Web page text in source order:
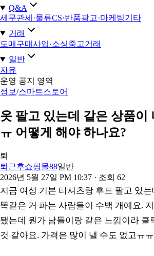
Q&A
세무관세·물류CS·반품광고·마케팅기타
거래
도매구매사입·소싱중고거래
일반
자유
운영 공지 영역
정보/스마트스토어
옷 팔고 있는데 같은 상품이
ㅠ 어떻게 해야 하나요?
퇴
퇴근후쇼핑몰88일반
2026년 5월 27일 PM 10:37 · 조회 62
지금 여성 기본 티셔츠랑 후드 팔고 있
똑같은 거 파는 사람들이 수백 개예요.
됐는데 뭔가 남들이랑 같은 느낌이라 클
것 같아요. 가격은 많이 낼 수도 없고ㅠㅠ